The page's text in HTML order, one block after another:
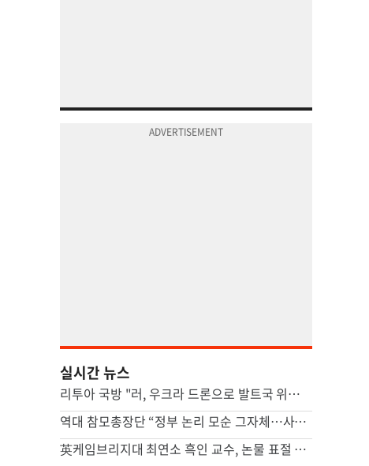
실시간 뉴스
리투아 국방 "러, 우크라 드론으로 발트국 위장공격 할수도"
역대 참모총장단 “정부 논리 모순 그자체…사관학교 통합, 재검토해야”
英케임브리지대 최연소 흑인 교수, 논물 표절 의혹에 사임